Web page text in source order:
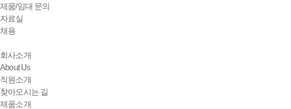
제품/임대 문의
자료실
채용
회사소개
About Us
직원소개
찾아오시는 길
제품소개